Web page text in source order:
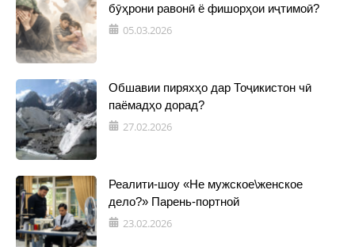
бӯҳрони равонӣ ё фишорҳои иҷтимоӣ?
05.03.2026
Обшавии пиряхҳо дар Тоҷикистон чӣ
паёмадҳо дорад?
27.02.2026
Реалити-шоу «Не мужское\женское
дело?» Парень-портной
23.02.2026